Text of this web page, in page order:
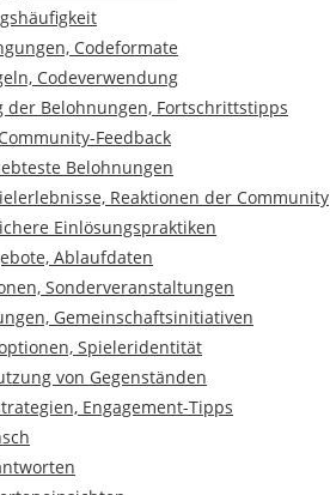
Codeformate
Codeverwendung
der Belohnungen, Fortschrittstipps
Feedback
Belohnungen
Reaktionen der Community
Einlösungspraktiken
Ablaufdaten
Sonderveranstaltungen
Gemeinschaftsinitiativen
Spieleridentität
von Gegenständen
Engagement-Tipps